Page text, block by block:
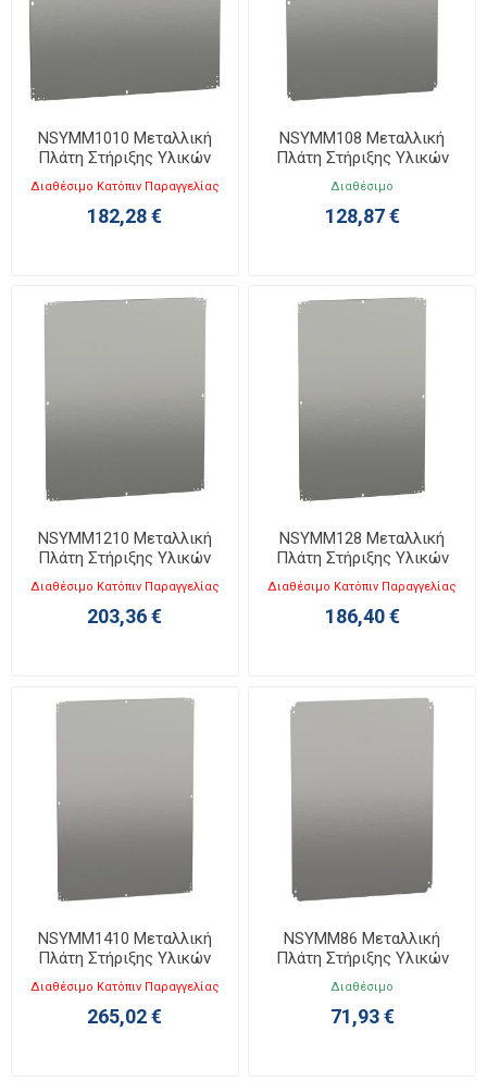
NSYMM1010 Μεταλλική
Πλάτη Στήριξης Υλικών
Υ1000xΠ1000
Διαθέσιμο Κατόπιν Παραγγελίας
182,28 €
NSYMM108 Μεταλλική
Πλάτη Στήριξης Υλικών
Υ1000ΧΠ800
Διαθέσιμο
128,87 €
NSYMM1210 Μεταλλική
Πλάτη Στήριξης Υλικών
Υ1200XΠ1000
Διαθέσιμο Κατόπιν Παραγγελίας
203,36 €
NSYMM128 Μεταλλική
Πλάτη Στήριξης Υλικών
Υ1200XΠ800
Διαθέσιμο Κατόπιν Παραγγελίας
186,40 €
NSYMM1410 Μεταλλική
Πλάτη Στήριξης Υλικών
Υ1400XΠ1000
Διαθέσιμο Κατόπιν Παραγγελίας
265,02 €
NSYMM86 Μεταλλική
Πλάτη Στήριξης Υλικών
800x600
Διαθέσιμο
71,93 €